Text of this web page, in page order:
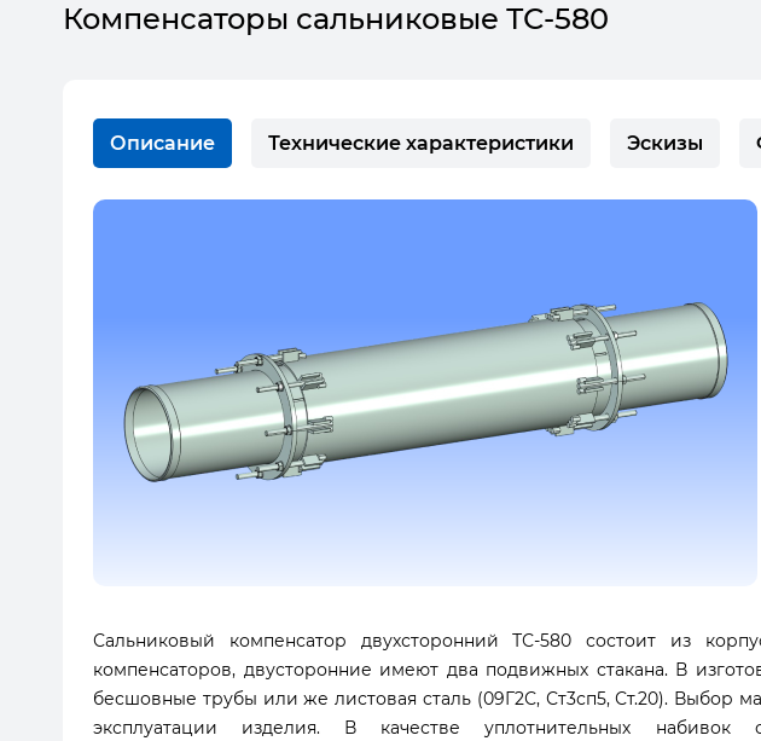
Компенсаторы сальниковые ТС-580
Описание Технические характеристики Эскизы
Сальниковый компенсатор двухсторонний ТС-580 состоит из
компенсаторов, двусторонние имеют два подвижных стакана. В
бесшовные трубы или же листовая сталь (09Г2С, Ст3сп5, Ст.20). Выбор
эксплуатации изделия. В качестве уплотнительных